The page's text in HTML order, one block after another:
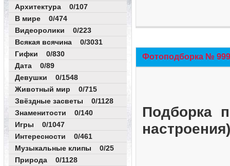
Архитектура 0/107
В мире 0/474
Видеоролики 0/223
Всякая всячина 0/3031
Гифки 0/830
Дата 0/89
Девушки 0/1548
Животный мир 0/715
Звёздные засветы 0/1128
Знаменитости 0/140
Игры 0/1047
Интересности 0/461
Музыкальные клипы 0/25
Природа 0/1128
Фотоподборка №
Подборка